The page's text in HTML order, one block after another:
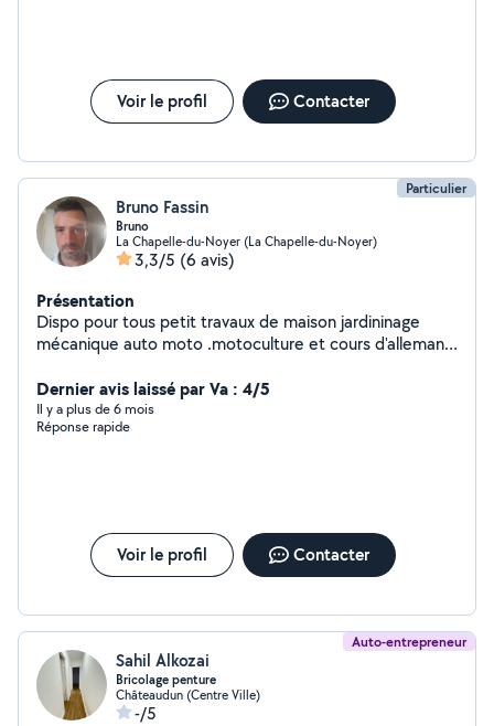
Voir le profil Contacter
Particulier
Bruno Fassin
Bruno
La Chapelle-du-Noyer (La Chapelle-du-Noyer)
3,3/5 (6 avis)
Présentation
Dispo pour tous petit travaux de maison jardininage
mécanique auto moto .motoculture et cours d'allemand
Dernier avis laissé par Va : 4/5
Il y a plus de 6 mois
Réponse rapide
Voir le profil Contacter
Auto-entrepreneur
Sahil Alkozai
Bricolage penture
Châteaudun (Centre Ville)
-/5